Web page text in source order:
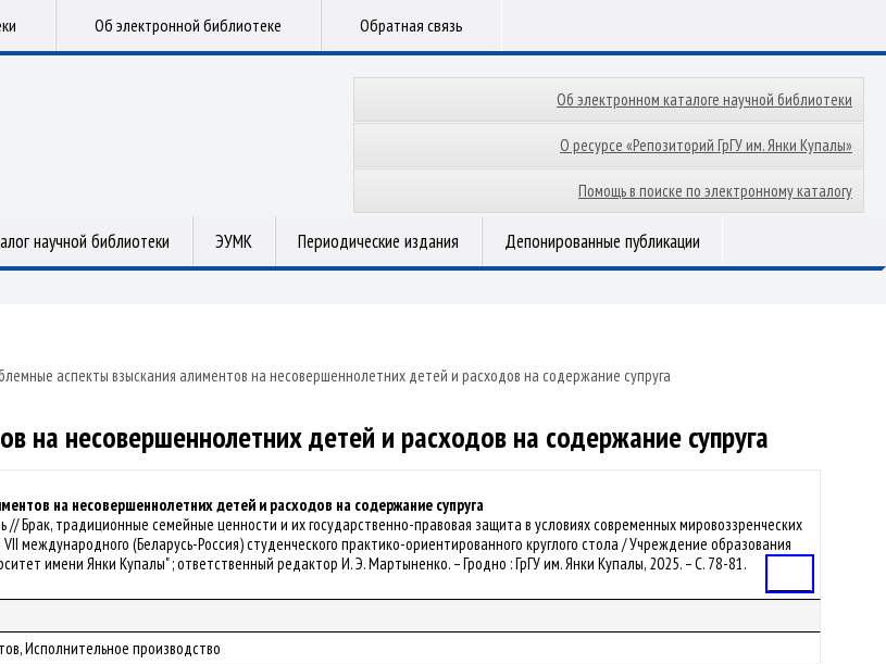
Об электронной библиотеке Обратная связь
Об электронном каталоге научной библиотеки
О ресурсе «Репозиторий ГрГУ им. Янки Купалы»
Помощь в поиске по электронному каталогу
научной библиотеки ЭУМК Периодические издания Депонированные публикации
аспекты взыскания алиментов на несовершеннолетних детей и расходов на содержание супруга
на несовершеннолетних детей и расходов на содержание супруга
на несовершеннолетних детей и расходов на содержание супруга
// Брак, традиционные семейные ценности и их государственно-правовая защита в условиях современных мировоззренческих
международного (Беларусь-Россия) студенческого практико-ориентированного круглого стола / Учреждение образования
имени Янки Купалы" ; ответственный редактор И. Э. Мартыненко. – Гродно : ГрГУ им. Янки Купалы, 2025. – С. 78-81.
Исполнительное производство